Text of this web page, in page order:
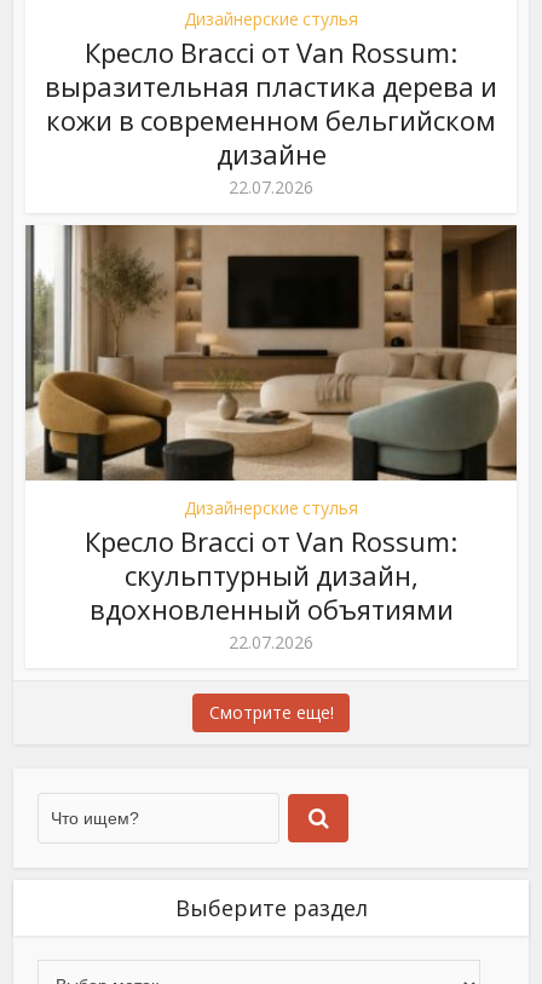
Дизайнерские стулья
Кресло Bracci от Van Rossum:
выразительная пластика дерева и
кожи в современном бельгийском
дизайне
22.07.2026
Дизайнерские стулья
Кресло Bracci от Van Rossum:
скульптурный дизайн,
вдохновленный объятиями
22.07.2026
Смотрите еще!
Выберите раздел